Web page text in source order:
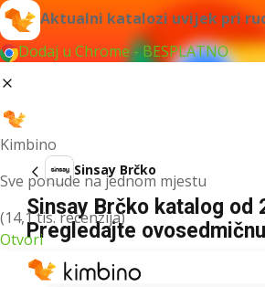
Aktualni katalozi uvijek pri
Dodaj u Chrome - BESPLATNO
Kimbino
Sve ponude na jednom mjestu
(14,1 tis. recenzija)
Otvori
Sinsay Brčko
Sinsay Brčko katalog od
Pregledajte